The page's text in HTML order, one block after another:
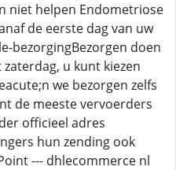
niet helpen Endometriose
de eerste dag van uw
bezorgingBezorgen doen
u kunt kiezen
we bezorgen zelfs
de meeste vervoerders
officieel adres
hun zending ook
--- dhlecommerce nl